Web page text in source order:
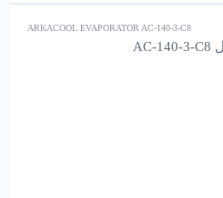
ARKACOOL EVAPORATOR AC-140-3-C8